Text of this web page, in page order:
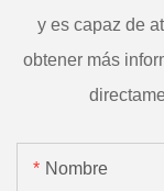
y es capaz de
obtener más
Nombre